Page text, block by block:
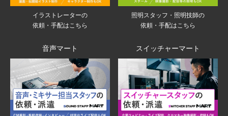
イラストレーターの
依頼・手配はこちら
照明スタッフ・照明技師の
依頼・手配はこちら
音声マート スイッチャーマート